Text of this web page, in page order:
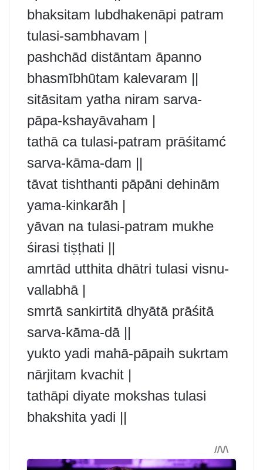
bhaksitam lubdhakenāpi patram
tulasi-sambhavam |
pashchād distāntam āpanno
bhasmībhūtam kalevaram ||
sitāsitam yatha niram sarva-
pāpa-kshayāvaham |
tathā ca tulasi-patram prāśitamć
sarva-kāma-dam ||
tāvat tishthanti pāpāni dehinām
yama-kinkarāh |
yāvan na tulasi-patram mukhe
śirasi tiṣṭhati ||
amrtād utthita dhātri tulasi visnu-
vallabhā |
smrtā sankirtitā dhyātā prāśitā
sarva-kāma-dā ||
yukto yadi mahā-pāpaih sukrtam
nārjitam kvachit |
tathāpi diyate mokshas tulasi
bhakshita yadi ||